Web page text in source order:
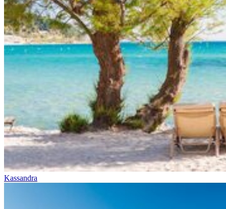
Kassandra